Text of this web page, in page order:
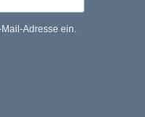
Adresse ein.